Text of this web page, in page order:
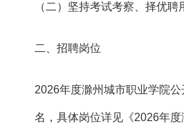
（二）坚持考试考察、择优聘
二、招聘岗位
2026年度滁州城市职业学院
名，具体岗位详见《2026年